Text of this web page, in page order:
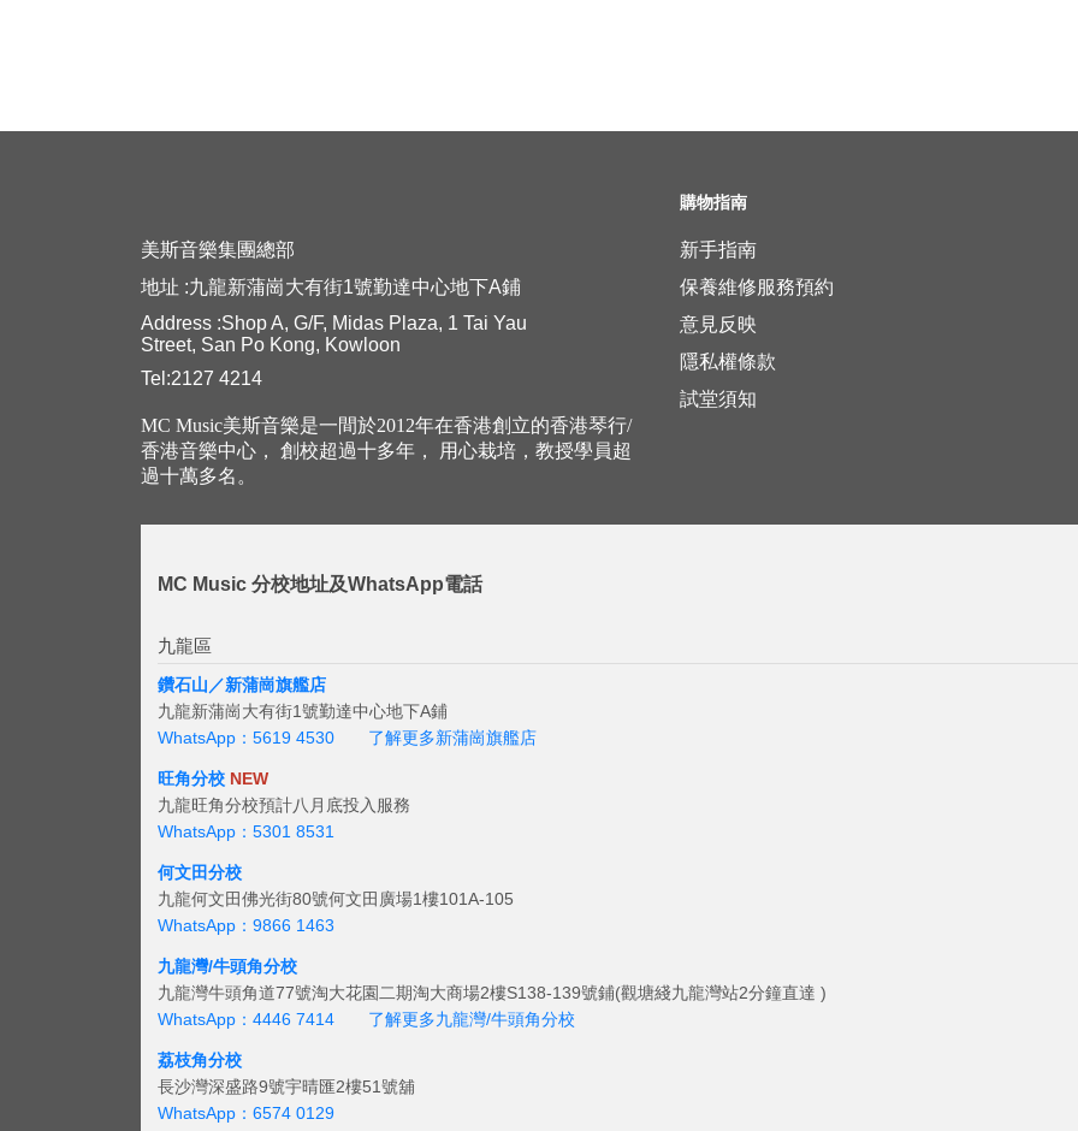
購物指南
美斯音樂集團總部
地址 :九龍新蒲崗大有街1號勤達中心地下A鋪
Address :Shop A, G/F, Midas Plaza, 1 Tai Yau
Street, San Po Kong, Kowloon
Tel:2127 4214
新手指南
保養維修服務預約
意見反映
隱私權條款
試堂須知
MC Music美斯音樂是一間於2012年在香港創立的香港琴行/
香港音樂中心， 創校超過十多年， 用心栽培，教授學員超
過十萬多名。
MC Music 分校地址及WhatsApp電話
九龍區
鑽石山／新蒲崗旗艦店
九龍新蒲崗大有街1號勤達中心地下A鋪
WhatsApp：5619 4530
了解更多新蒲崗旗艦店
旺角分校 NEW
九龍旺角分校預計八月底投入服務
WhatsApp：5301 8531
何文田分校
九龍何文田佛光街80號何文田廣場1樓101A-105
WhatsApp：9866 1463
九龍灣/牛頭角分校
九龍灣牛頭角道77號淘大花園二期淘大商場2樓S138-139號鋪(觀塘綫九龍灣站2分鐘直達 )
WhatsApp：4446 7414
了解更多九龍灣/牛頭角分校
荔枝角分校
長沙灣深盛路9號宇晴匯2樓51號舖
WhatsApp：6574 0129